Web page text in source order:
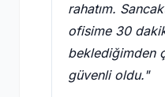
rahatım.
ofisime 30
beklediğimden
güvenli oldu."